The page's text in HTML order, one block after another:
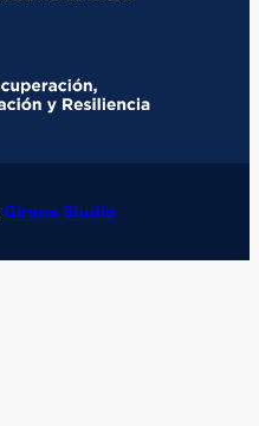
Girona Studio